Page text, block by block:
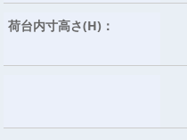
荷台内寸高さ(H)：